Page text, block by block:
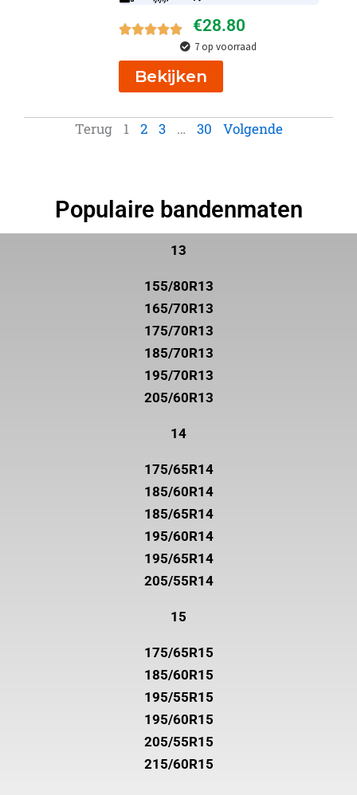
€28.80
7 op voorraad
Bekijken
Terug 1 2 3 … 30 Volgende
Populaire bandenmaten
13
155/80R13
165/70R13
175/70R13
185/70R13
195/70R13
205/60R13
14
175/65R14
185/60R14
185/65R14
195/60R14
195/65R14
205/55R14
15
175/65R15
185/60R15
195/55R15
195/60R15
205/55R15
215/60R15